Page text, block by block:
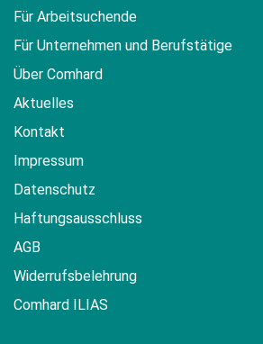
Für Arbeitsuchende
Für Unternehmen und Berufstätige
Über Comhard
Aktuelles
Kontakt
Impressum
Datenschutz
Haftungsausschluss
AGB
Widerrufsbelehrung
Comhard ILIAS